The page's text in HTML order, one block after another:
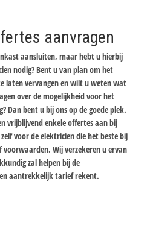
aanvragen
aansluiten, maar hebt u hierbij
nodig? Bent u van plan om het
laten vervangen en wilt u weten wat
over de mogelijkheid voor het
Dan bent u bij ons op de goede plek.
vrijblijvend enkele offertes aan bij
voor de elektricien die het beste bij
Wij verzekeren u ervan
zal helpen bij de
aantrekkelijk tarief rekent.